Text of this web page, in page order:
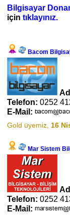
Bilgisayar
için tıklayınız.
Bacom
Telefon: 0252
E-Mail:
Gold üyemiz, 16
Mar Sistem
Telefon: 0252
E-Mail: